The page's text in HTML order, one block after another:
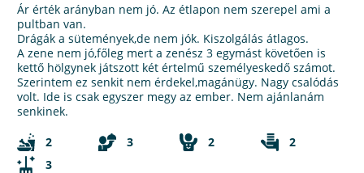
Ár érték arányban nem jó. Az étlapon nem szerepel ami a
pultban van.
Drágák a sütemények,de nem jók. Kiszolgálás átlagos.
A zene nem jó,főleg mert a zenész 3 egymást követően is
kettő hölgynek játszott két értelmű személyeskedő számot.
Szerintem ez senkit nem érdekel,magánügy. Nagy csalódás
volt. Ide is csak egyszer megy az ember. Nem ajánlanám
senkinek.
2
3 2
2
3